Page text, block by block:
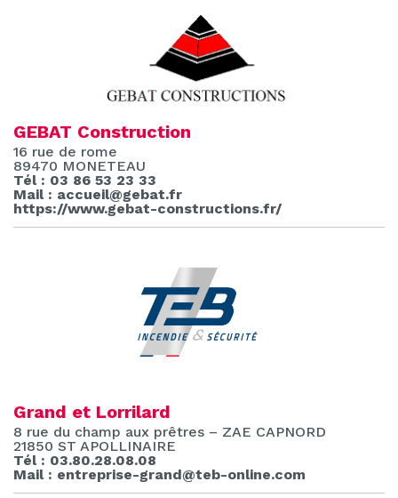
GEBAT Construction
16 rue de rome
89470 MONETEAU
Tél : 03 86 53 23 33
Mail : accueil@gebat.fr
https://www.gebat-constructions.fr/
Grand et Lorrilard
8 rue du champ aux prêtres – ZAE CAPNORD
21850 ST APOLLINAIRE
Tél : 03.80.28.08.08
Mail : entreprise-grand@teb-online.com